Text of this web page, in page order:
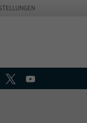
TWITTERYOUTUBE